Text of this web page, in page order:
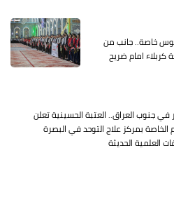
خاصة.. جانب من
كربلاء امام ضريح
في جنوب العراق.. العتبة الحسينية تعلن
الخاصة بمركز علاج التوحد في البصرة
العلمية الحديثة